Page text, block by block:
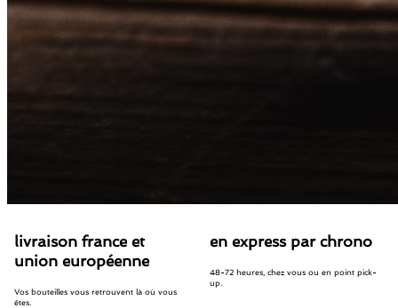
livraison france et
union européenne
Vos bouteilles vous retrouvent là où vous
êtes.
en express par chrono
48-72 heures, chez vous ou en point pick-
up.